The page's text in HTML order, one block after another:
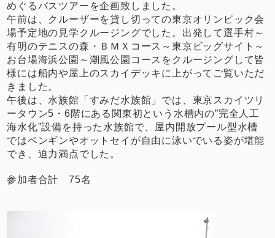
めぐるバスツアーを企画致しました。
午前は、クルーザーを貸し切っての東京オリンピック会
場予定地の見学クルージングでした。出発して選手村～
有明のテニスの森・ＢＭＸコース～東京ビッグサイト～
お台場海浜公園～潮風公園コースをクルージングして皆
様には船内や屋上のスカイデッキに上がってご覧いただ
きました。
午後は、水族館「すみだ水族館」では、東京スカイツリ
ータウン5・6階にある関東初という水槽内の”完全人工
海水化”設備を持った水族館で、屋内開放プール型水槽
ではペンギンやオットセイが自由に泳いでいる姿が堪能
でき、迫力満点でした。
参加者合計 75名